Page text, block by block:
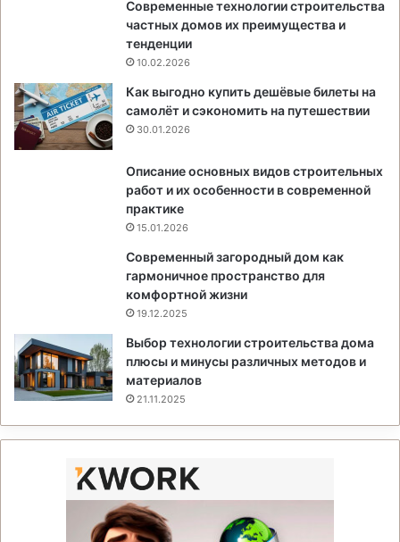
Современные технологии строительства
частных домов их преимущества и
тенденции
10.02.2026
Как выгодно купить дешёвые билеты на
самолёт и сэкономить на путешествии
30.01.2026
Описание основных видов строительных
работ и их особенности в современной
практике
15.01.2026
Современный загородный дом как
гармоничное пространство для
комфортной жизни
19.12.2025
Выбор технологии строительства дома
плюсы и минусы различных методов и
материалов
21.11.2025